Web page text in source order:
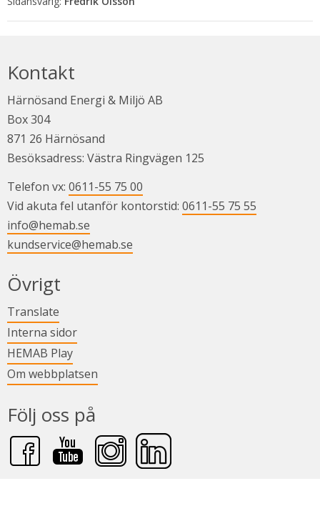
i nytt fönster.
Kontakt
Härnösand Energi & Miljö AB
Box 304
871 26 Härnösand
Besöksadress: Västra Ringvägen 125
Telefon vx: 0611-55 75 00
Vid akuta fel utanför kontorstid: 0611-55 75 55
info@hemab.se
kundservice@hemab.se
Övrigt
Translate
Interna sidorLänk till annan webbplats.
HEMAB PlayLänk till annan webbplats.
Om webbplatsen
Följ oss på